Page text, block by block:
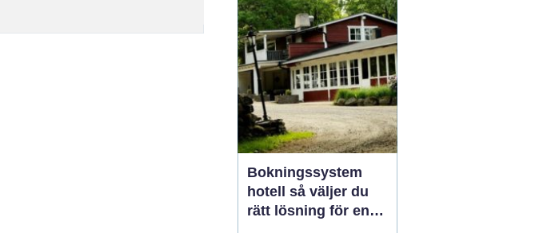
annonsering och
uppföljning kan företag
s...
Bokningssystem
hotell så väljer du
rätt lösning för en
effektivare vardag